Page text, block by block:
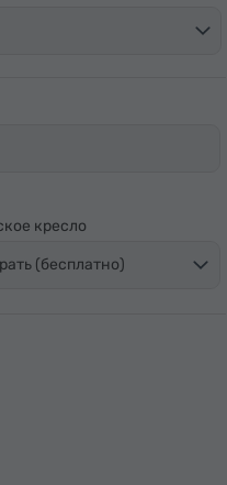
кресло
(бесплатно)